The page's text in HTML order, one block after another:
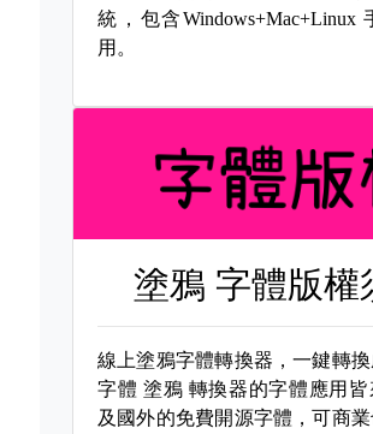
統，包含Windows+Mac+Linux
用。
塗鴉 字體版權
線上塗鴉字體轉換器，一鍵轉
字體 塗鴉 轉換器的字體應用
及國外的免費開源字體，可商